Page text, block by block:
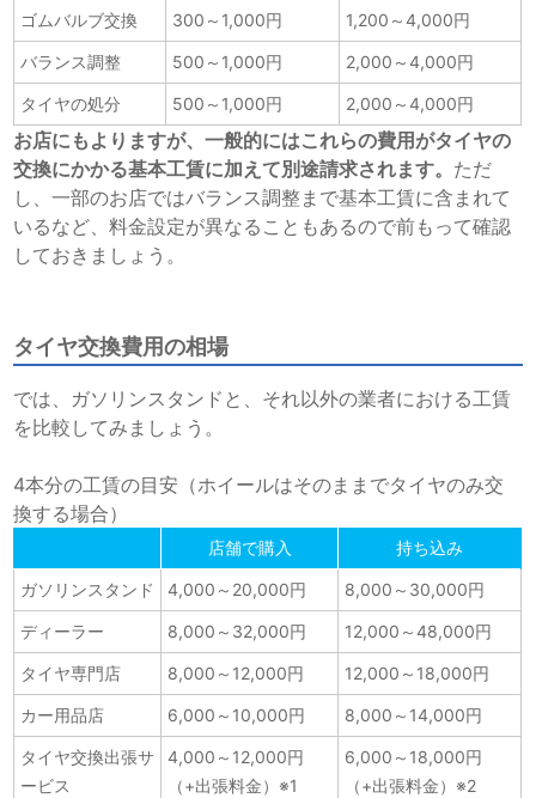
ゴムバルブ交換 300～1,000円 1,200～4,000円
バランス調整 500～1,000円 2,000～4,000円
タイヤの処分 500～1,000円 2,000～4,000円
お店にもよりますが、一般的にはこれらの費用がタイヤの
交換にかかる基本工賃に加えて別途請求されます。 ただ
し、一部のお店ではバランス調整まで基本工賃に含まれて
いるなど、料金設定が異なることもあるので前もって確認
しておきましょう。
タイヤ交換費用の相場
では、ガソリンスタンドと、それ以外の業者における工賃
を比較してみましょう。
4本分の工賃の目安（ホイールはそのままでタイヤのみ交
換する場合）
店舗で購入 持ち込み
ガソリンスタンド 4,000～20,000円 8,000～30,000円
ディーラー 8,000～32,000円 12,000～48,000円
タイヤ専門店 8,000～12,000円 12,000～18,000円
カー用品店 6,000～10,000円 8,000～14,000円
タイヤ交換出張サ
ービス
4,000～12,000円
（+出張料金）※1
6,000～18,000円
（+出張料金）※2